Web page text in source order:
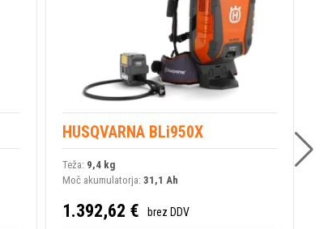
28 mm
35 °
80,2 dB(A)
96 dB(A)
HUSQVARNA BLi950X
Teža: 9,4 kg
Moč akumulatorja: 31,1 Ah
1.392,62 € brez DDV